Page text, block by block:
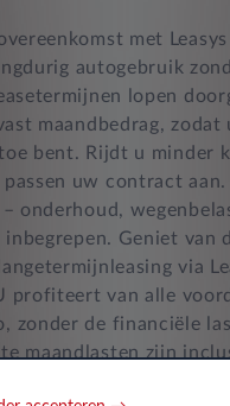
met
autogebruik
lopen
maandbedrag, zodat
bent. Rijdt u minder
uw contract aan.
onderhoud,
Geniet van
via
profiteert van alle
zonder de financiële
maandlasten zijn
en belastingen.